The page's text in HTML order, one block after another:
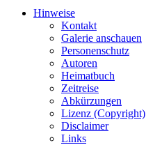
Hinweise
Kontakt
Galerie anschauen
Personenschutz
Autoren
Heimatbuch
Zeitreise
Abkürzungen
Lizenz (Copyright)
Disclaimer
Links